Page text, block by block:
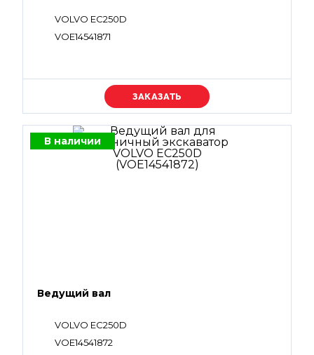
VOLVO EC250D
VOE14541871
Уточняйте цену
В наличии
Ведущий вал
VOLVO EC250D
VOE14541872